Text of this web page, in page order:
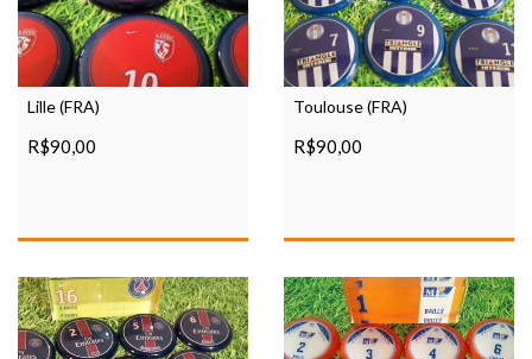
Lille (FRA)
R$90,00
Toulouse (FRA)
R$90,00